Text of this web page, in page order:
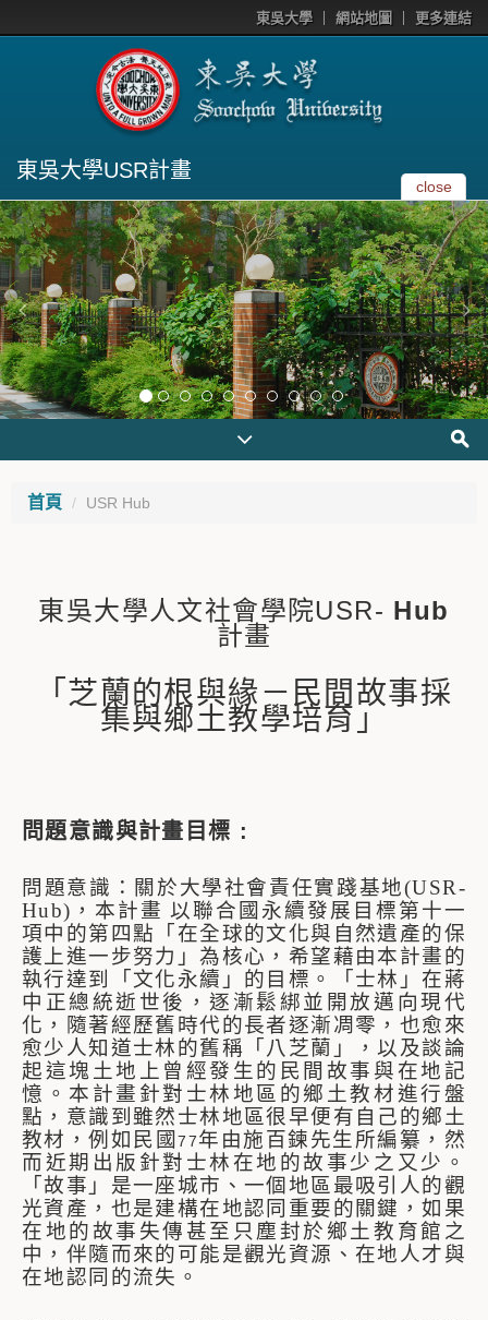
東吳大學 網站地圖 更多連結
東吳大學USR計畫
close
首頁 USR Hub
東吳大學人文社會學院USR- Hub
計畫
「 芝蘭的根與緣－民間故事採
集與鄉土教學培育 」
問題意識與計畫目標 :
問題意識：關於大學社會責任實踐基地(USR-
Hub) ，本計畫 以聯合國永續發展目標第十一
項中的第四點「在全球的文化與自然遺產的保
護上進一步努力」為核心，希望藉由本計畫的
執行達到「文化永續」的目標。「士林」在蔣
中正總統逝世後，逐漸鬆綁並開放邁向現代
化，隨著經歷舊時代的長者逐漸凋零，也愈來
愈少人知道士林的舊稱「八芝蘭」，以及談論
起這塊土地上曾經發生的民間故事與在地記
憶。本計畫針對士林地區的鄉土教材進行盤
點，意識到雖然士林地區很早便有自己的鄉土
教材，例如民國77年由施百鍊先生所編纂，然
而近期出版針對士林在地的故事少之又少。
「故事」是一座城市、一個地區最吸引人的觀
光資產，也是建構在地認同重要的關鍵，如果
在地的故事失傳甚至只塵封於鄉土教育館之
中，伴隨而來的可能是觀光資源、在地人才與
在地認同的流失。